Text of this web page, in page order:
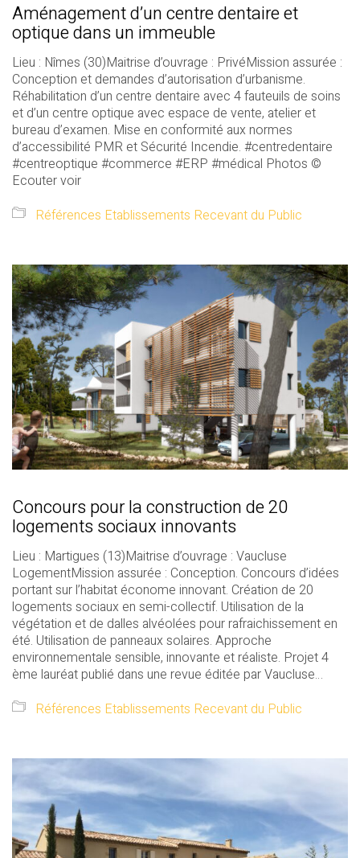
Aménagement d’un centre dentaire et
optique dans un immeuble
Lieu : Nîmes (30)Maitrise d’ouvrage : PrivéMission assurée :
Conception et demandes d’autorisation d’urbanisme.
Réhabilitation d’un centre dentaire avec 4 fauteuils de soins
et d’un centre optique avec espace de vente, atelier et
bureau d’examen. Mise en conformité aux normes
d’accessibilité PMR et Sécurité Incendie. #centredentaire
#centreoptique #commerce #ERP #médical Photos ©
Ecouter voir
Références Etablissements Recevant du Public
Concours pour la construction de 20
logements sociaux innovants
Lieu : Martigues (13)Maitrise d’ouvrage : Vaucluse
LogementMission assurée : Conception. Concours d’idées
portant sur l’habitat économe innovant. Création de 20
logements sociaux en semi-collectif. Utilisation de la
végétation et de dalles alvéolées pour rafraichissement en
été. Utilisation de panneaux solaires. Approche
environnementale sensible, innovante et réaliste. Projet 4
ème lauréat publié dans une revue éditée par Vaucluse…
Références Etablissements Recevant du Public